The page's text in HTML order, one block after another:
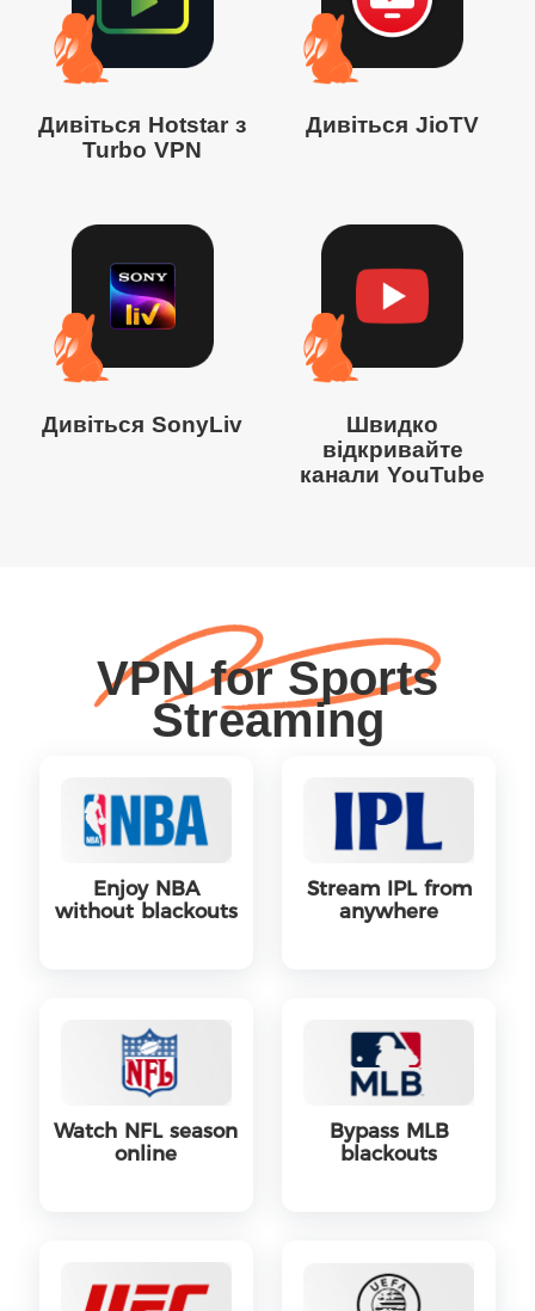
Дивіться Hotstar з
Turbo VPN
Дивіться JioTV
Дивіться SonyLiv
Швидко
відкривайте
канали YouTube
VPN for Sports
Streaming
Enjoy NBA
without blackouts
Stream IPL from
anywhere
Watch NFL season
online
Bypass MLB
blackouts